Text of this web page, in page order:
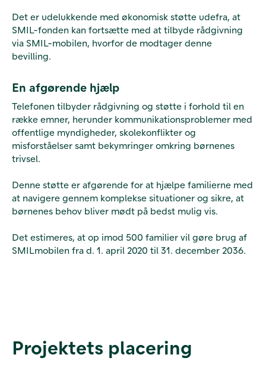
Det er udelukkende med økonomisk støtte udefra, at
SMIL-fonden kan fortsætte med at tilbyde rådgivning
via SMIL-mobilen, hvorfor de modtager denne
bevilling.
En afgørende hjælp
Telefonen tilbyder rådgivning og støtte i forhold til en
række emner, herunder kommunikationsproblemer med
offentlige myndigheder, skolekonflikter og
misforståelser samt bekymringer omkring børnenes
trivsel.
Denne støtte er afgørende for at hjælpe familierne med
at navigere gennem komplekse situationer og sikre, at
børnenes behov bliver mødt på bedst mulig vis.
Det estimeres, at op imod 500 familier vil gøre brug af
SMILmobilen fra d. 1. april 2020 til 31. december 2036.
Projektets placering